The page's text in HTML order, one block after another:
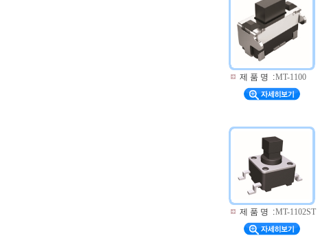
제 품 명 :MT-1100
제 품 명 :MT-1102ST